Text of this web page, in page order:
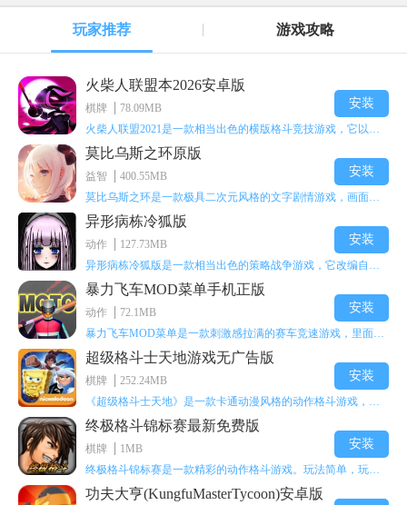
玩家推荐 游戏攻略
火柴人联盟本2026安卓版
棋牌
78.09MB
安装
莫比乌斯之环原版
益智
400.55MB
安装
异形病栋冷狐版
动作
127.73MB
安装
暴力飞车MOD菜单手机正版
动作
72.1MB
安装
超级格斗士天地游戏无广告版
棋牌
252.24MB
安装
终极格斗锦标赛最新免费版
棋牌
1MB
安装
功夫大亨(KungfuMasterTycoon)安卓版